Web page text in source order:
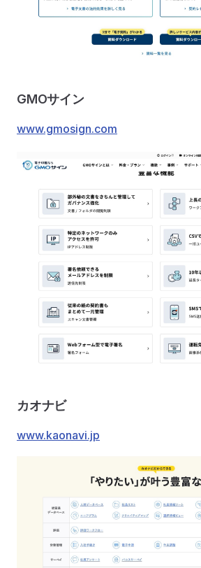
GMOサイン
www.gmosign.com
カオナビ
www.kaonavi.jp